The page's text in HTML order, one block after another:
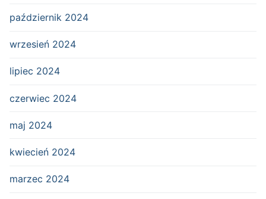
październik 2024
wrzesień 2024
lipiec 2024
czerwiec 2024
maj 2024
kwiecień 2024
marzec 2024